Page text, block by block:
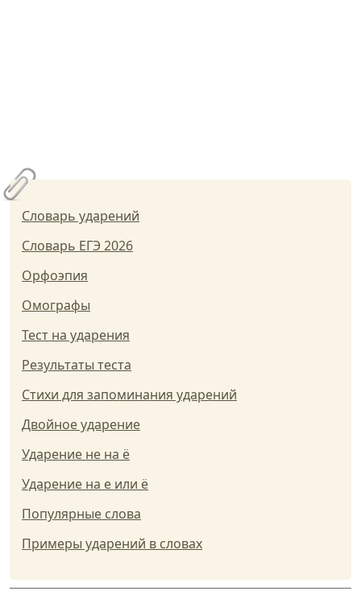
Словарь ударений
Словарь ЕГЭ 2026
Орфоэпия
Омографы
Тест на ударения
Результаты теста
Стихи для запоминания ударений
Двойное ударение
Ударение не на ё
Ударение на е или ё
Популярные слова
Примеры ударений в словах